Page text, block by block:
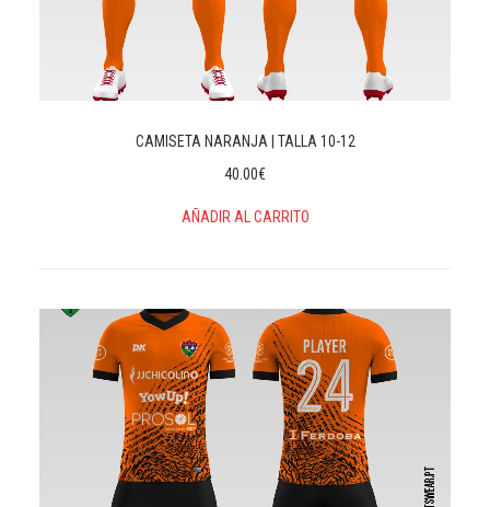
CAMISETA NARANJA | TALLA 10-12
40.00€
AÑADIR AL CARRITO